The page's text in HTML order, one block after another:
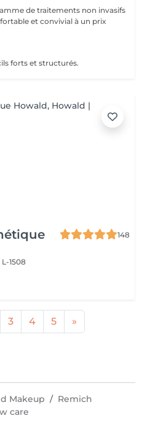
de traitements non invasifs
et convivial à un prix
forts et structurés.
148
1508
3 4 5 »
Makeup
Remich
care